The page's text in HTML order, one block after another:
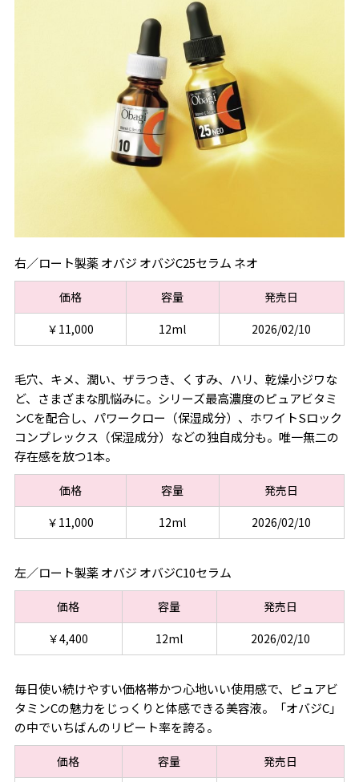
右／ロート製薬 オバジ オバジC25セラム ネオ
価格 容量
発売日
￥11,000
12ml 2026/02/10
毛穴、キメ、潤い、ザラつき、くすみ、ハリ、乾燥小ジワな
ど、さまざまな肌悩みに。シリーズ最高濃度のピュアビタミ
ンCを配合し、パワークロー（保湿成分）、ホワイトSロック
コンプレックス（保湿成分）などの独自成分も。唯一無二の
存在感を放つ1本。
価格 容量
発売日
￥11,000
12ml 2026/02/10
左／ロート製薬 オバジ オバジC10セラム
価格 容量
発売日
￥4,400
12ml 2026/02/10
毎日使い続けやすい価格帯かつ心地いい使用感で、ピュアビ
タミンCの魅力をじっくりと体感できる美容液。「オバジC」
の中でいちばんのリピート率を誇る。
価格 容量
発売日